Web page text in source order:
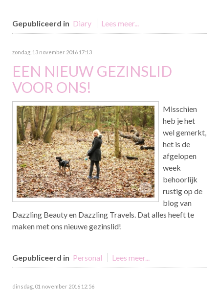
Gepubliceerd in Diary Lees meer...
zondag, 13 november 2016 17:13
EEN NIEUW GEZINSLID
VOOR ONS!
Misschien
heb je het
wel gemerkt,
het is de
afgelopen
week
behoorlijk
rustig op de
blog van
Dazzling Beauty en Dazzling Travels. Dat alles heeft te
maken met ons nieuwe gezinslid!
Gepubliceerd in Personal Lees meer...
dinsdag, 01 november 2016 12:56